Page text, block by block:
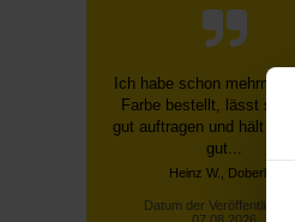
Schnelle,
Bestellung über die
schnelle Lieferung,
Sendungsverfolgung ...
Datum der
07.08.2026
Datum der Kauferfahrung: